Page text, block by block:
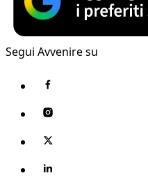
Segui Avvenire su